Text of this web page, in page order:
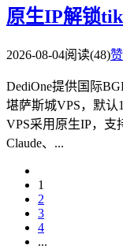
原生IP解锁
2026-08-04阅读(48)
DediOne提供国际
堪萨斯城VPS，默认
VPS采用原生IP，支
Claude、...
1
2
3
4
...